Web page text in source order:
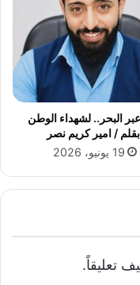
البحر.. لشهداء الوطن
بقلم / امير كريم نصر
19 يونيو، 2026
تعليقاً.